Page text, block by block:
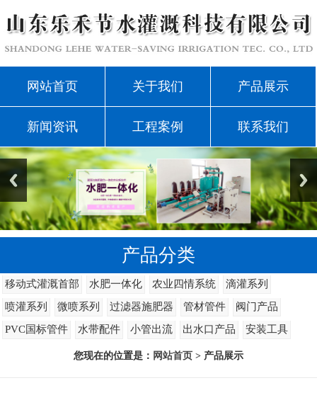
网站首页 关于我们 产品展示
新闻资讯 工程案例 联系我们
产品分类
移动式灌溉首部 水肥一体化 农业四情系统
滴灌系列
喷灌系列
微喷系列 过滤器施肥器 管材管件
阀门产品
PVC国标管件
水带配件 小管出流 出水口产品 安装工具
您现在的位置是： 网站首页 > 产品展示